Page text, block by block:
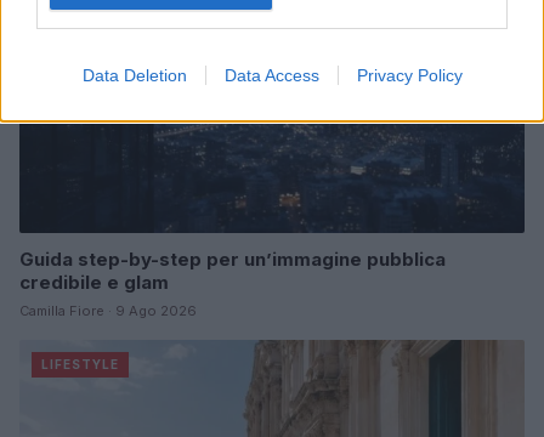
Data Deletion Data Access Privacy Policy
Guida step-by-step per un’immagine pubblica
credibile e glam
Camilla Fiore · 9 Ago 2026
LIFESTYLE